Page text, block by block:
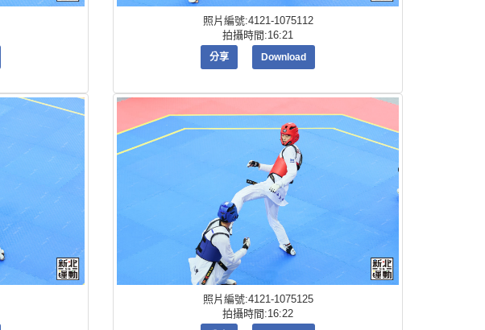
照片編號:4121-1075112
拍攝時間:16:21
分享 Download
照片編號:4121-1075125
拍攝時間:16:22